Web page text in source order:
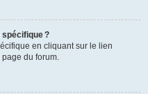
spécifique ?
en cliquant sur le lien
page du forum.